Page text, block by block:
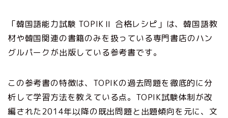
「韓国語能力試験 TOPIKⅡ 合格レシピ」は、韓国語教
材や韓国関連の書籍のみを扱っている専門書店のハン
グルパークが出版している参考書です。
この参考書の特徴は、TOPIKの過去問題を徹底的に分
析して学習方法を教えている点。TOPIK試験体制が改
編された2014年以降の既出問題と出題傾向を元に、文